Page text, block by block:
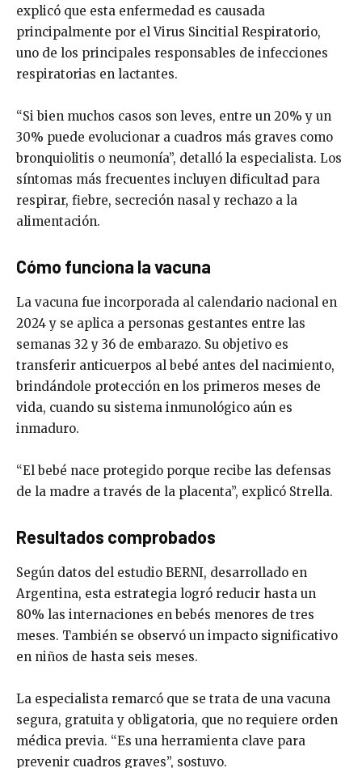
explicó que esta enfermedad es causada
principalmente por elVirus Sincitial Respiratorio,
uno de los principales responsables de infecciones
respiratorias en lactantes.
“Si bien muchos casos son leves, entre un 20% y un
30% puede evolucionar a cuadros más graves como
bronquiolitis o neumonía”, detalló la especialista. Los
síntomas más frecuentes incluyen dificultad para
respirar, fiebre, secreción nasal y rechazo a la
alimentación.
Cómo funciona la vacuna
La vacuna fue incorporada al calendario nacional en
2024 y se aplica a personas gestantes entre las
semanas 32 y 36 de embarazo. Su objetivo es
transferir anticuerpos al bebé antes del nacimiento,
brindándole protección en los primeros meses de
vida, cuando su sistema inmunológico aún es
inmaduro.
“El bebé nace protegido porque recibe las defensas
de la madre a través de la placenta”, explicó Strella.
Resultados comprobados
Según datos del estudio BERNI, desarrollado en
Argentina, esta estrategia logró reducir hasta un
80% las internaciones en bebés menores de tres
meses. También se observó un impacto significativo
en niños de hasta seis meses.
La especialista remarcó que se trata de una vacuna
segura, gratuita y obligatoria, que no requiere orden
médica previa. “Es una herramienta clave para
prevenir cuadros graves”, sostuvo.